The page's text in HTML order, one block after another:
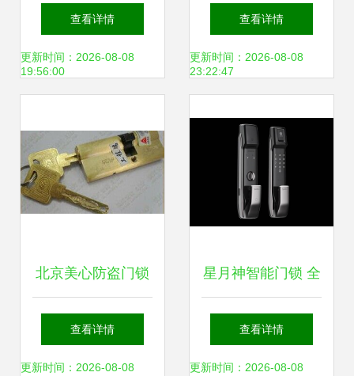
开锁换芯，智能锁
具销售维修一站式
查看详情
更新时间：2026-08-08
19:56:00
地及望江路周边开
锁换锁与锁具服务
查看详情
更新时间：2026-08-08
23:22:47
北京美心防盗门锁
具 守护家庭安全，
专业销售与维修一
查看详情
更新时间：2026-08-08
星月神智能门锁 全
国24小时官方客服
与一站式售后服务
查看详情
更新时间：2026-08-08